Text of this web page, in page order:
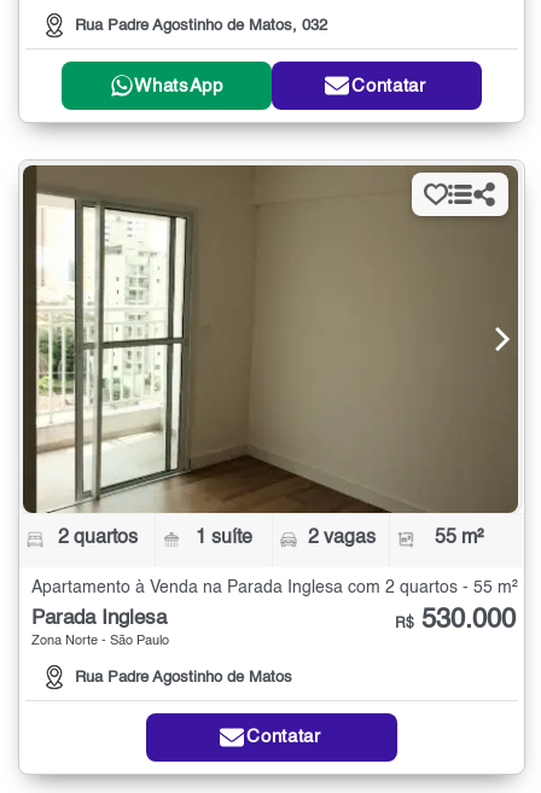
Rua Padre Agostinho de Matos, 032
WhatsApp Contatar
2 quartos 1 suíte 2 vagas 55 m²
Apartamento à Venda na Parada Inglesa com 2 quartos - 55 m²
Parada Inglesa
Zona Norte - São Paulo
Rua Padre Agostinho de Matos
R$ 530.000
Contatar